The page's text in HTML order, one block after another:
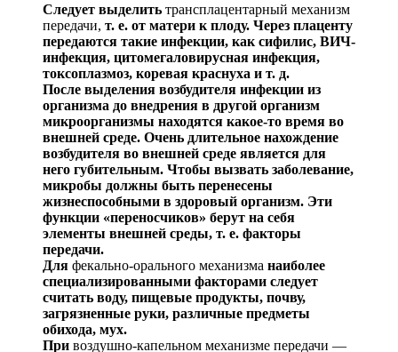
Следует выделить трансплацентарный механизм
передачи, т. е. от матери к плоду. Через плаценту
передаются такие инфекции, как сифилис, ВИЧ-
инфекция, цитомегаловирусная инфекция,
токсоплазмоз, коревая краснуха и т. д.
После выделения возбудителя инфекции из
организма до внедрения в другой организм
микроорганизмы находятся какое-то время во
внешней среде. Очень длительное нахождение
возбудителя во внешней среде является для
него губительным. Чтобы вызвать заболевание,
микробы должны быть перенесены
жизнеспособными в здоровый организм. Эти
функции «переносчиков» берут на себя
элементы внешней среды, т. е. факторы
передачи.
Для фекально-орального механизма наиболее
специализированными факторами следует
считать воду, пищевые продукты, почву,
загрязненные руки, различные предметы
обихода, мух.
При воздушно-капельном механизме передачи —